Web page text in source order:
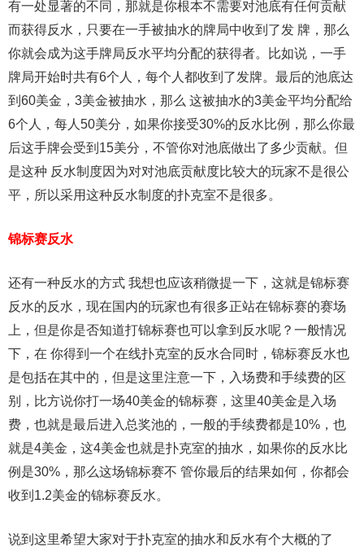
有一处显著的不同，那就是你根本不需要对池底有任何贡献
而获得反水，只要在一手被抽水的牌局中收到了发 牌，那么
你就会成为这手牌局反水平均分配的获得者。比如说，一手
牌局开始时共有6个人，每个人都收到了发牌。最后的池底达
到60美金，3美金被抽水，那么 这被抽水的3美金平均分配给
6个人，每人50美分，如果你接受30%的反水比例，那么你最
后这手牌会受到15美分，不管你对池底做出了多少贡献。但
是这种 反水制度因为对对池底贡献度比较大的玩家不是很公
平，所以采用这种反水制度的扑克室不是很多。
锦标赛反水
还有一种反水的方式 我想也应该稍微提一下，这就是锦标赛
反水的反水，现在国内的玩家也有很多正站在锦标赛的赛场
上，但是你是否知道打锦标赛也可以拿到反水呢？一般情况
下，在 你得到一个在线扑克室的反水合同时，锦标赛反水也
是包括在其中的，但是这里注意一下，入场费和手续费的区
别，比方说你打一场40美金的锦标赛，这里40美金是入场
费，也就是最后进入总奖池的，一般的手续费都是10%，也
就是4美金，这4美金也就是扑克室的抽水，如果你的反水比
例是30%，那么这场锦标赛不 管你最后的结果如何，你都会
收到1.2美金的锦标赛反水。
说到这里希望大家对于扑克室的抽水和反水有个大概的了